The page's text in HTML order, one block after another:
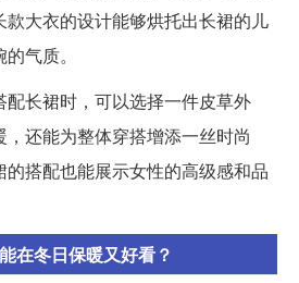
款大衣的设计能够烘托出长裙的儿
气质。
长裙时，可以选择一件皮草外
还能为整体穿搭增添一丝时尚
搭配也能展示女性的高级感和品
在冬日保暖又好看？